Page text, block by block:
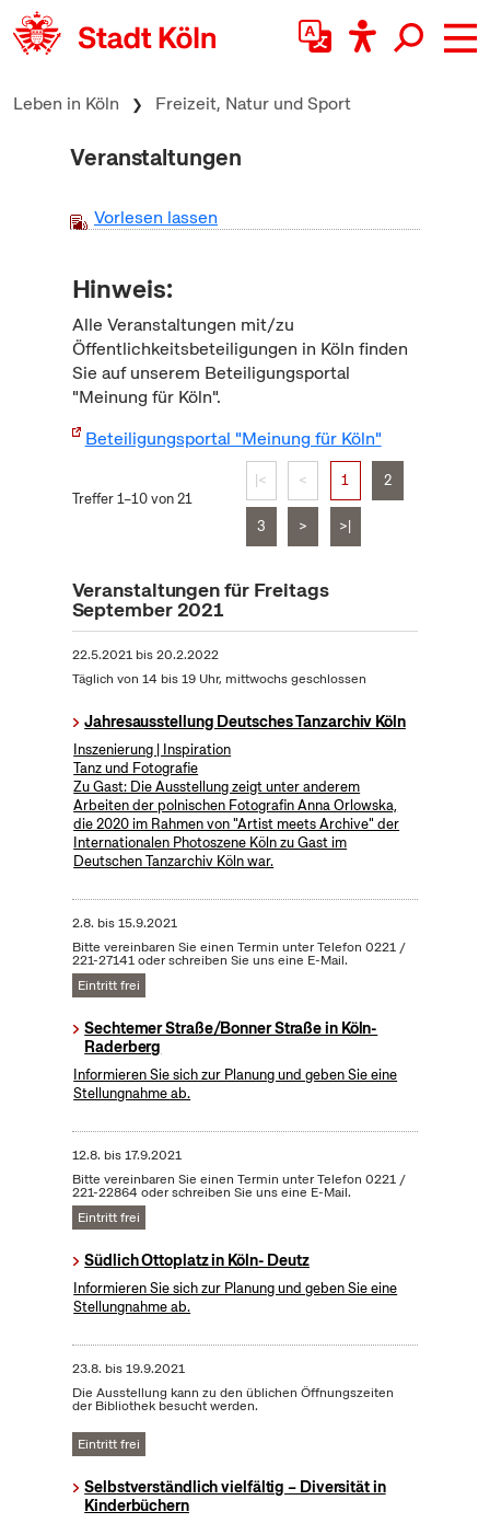
zum Inhalt springen
Leben in Köln Freizeit, Natur und Sport
Veranstaltungen
Vorlesen lassen
Hinweis:
Alle Veranstaltungen mit/zu
Öffentlichkeitsbeteiligungen in Köln finden
Sie auf unserem Beteiligungsportal
"Meinung für Köln".
Beteiligungsportal "Meinung für Köln"
Treffer 1–10 von 21
|< < 1 2
3 > >|
Veranstaltungen für Freitags
September 2021
22.5.2021bis20.2.2022
Täglich von 14 bis 19 Uhr, mittwochs geschlossen
Jahresausstellung Deutsches Tanzarchiv Köln
Inszenierung | Inspiration
Tanz und Fotografie
Zu Gast: Die Ausstellung zeigt unter anderem
Arbeiten der polnischen Fotografin Anna Orlowska,
die 2020 im Rahmen von "Artist meets Archive" der
Internationalen Photoszene Köln zu Gast im
Deutschen Tanzarchiv Köln war.
2.8. bis15.9.2021
Bitte vereinbaren Sie einen Termin unter Telefon 0221 /
221-27141 oder schreiben Sie uns eine E-Mail.
Eintritt frei
Sechtemer Straße/Bonner Straße in Köln-
Raderberg
Informieren Sie sich zur Planung und geben Sie eine
Stellungnahme ab.
12.8. bis17.9.2021
Bitte vereinbaren Sie einen Termin unter Telefon 0221 /
221-22864 oder schreiben Sie uns eine E-Mail.
Eintritt frei
Südlich Ottoplatz in Köln- Deutz
Informieren Sie sich zur Planung und geben Sie eine
Stellungnahme ab.
23.8. bis19.9.2021
Die Ausstellung kann zu den üblichen Öffnungszeiten
der Bibliothek besucht werden.
Eintritt frei
Selbstverständlich vielfältig – Diversität in
Kinderbüchern